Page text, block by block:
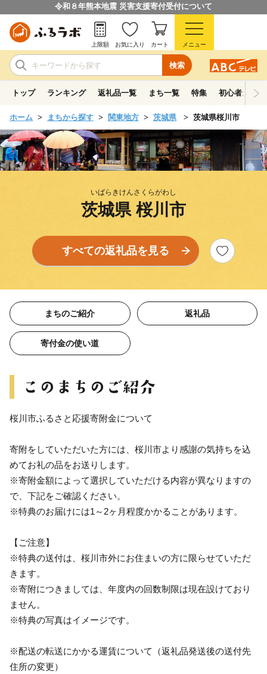
令和８年熊本地震 災害支援寄付受付について
検索
上限額 お気に入り カート メニュー
トップ ランキング 返礼品一覧 まち一覧 特集 初心者ガイド
ホーム まちから探す 関東地方 茨城県 茨城県桜川市
いばらきけんさくらがわし
茨城県 桜川市
すべての返礼品を見る
まちのご紹介 返礼品
寄付金の使い道
桜川市ふるさと応援寄附金について
寄附をしていただいた方には、桜川市より感謝の気持ちを込
めてお礼の品をお送りします。
※寄附金額によって選択していただける内容が異なりますの
で、下記をご確認ください。
※特典のお届けには1～2ヶ月程度かかることがあります。
【ご注意】
※特典の送付は、桜川市外にお住まいの方に限らせていただ
きます。
※寄附につきましては、年度内の回数制限は現在設けており
ません。
※特典の写真はイメージです。
※配送の転送にかかる運賃について（返礼品発送後の送付先
住所の変更）